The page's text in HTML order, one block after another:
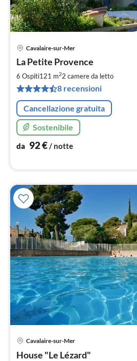
Cavalaire-sur-Mer
La Petite Provence
6 Ospiti121 m22 camere da letto
8 recensioni
Cancellazione gratuita
Sostenibile
da 92€/ notte
Cavalaire-sur-Mer
House "Le Lézard"